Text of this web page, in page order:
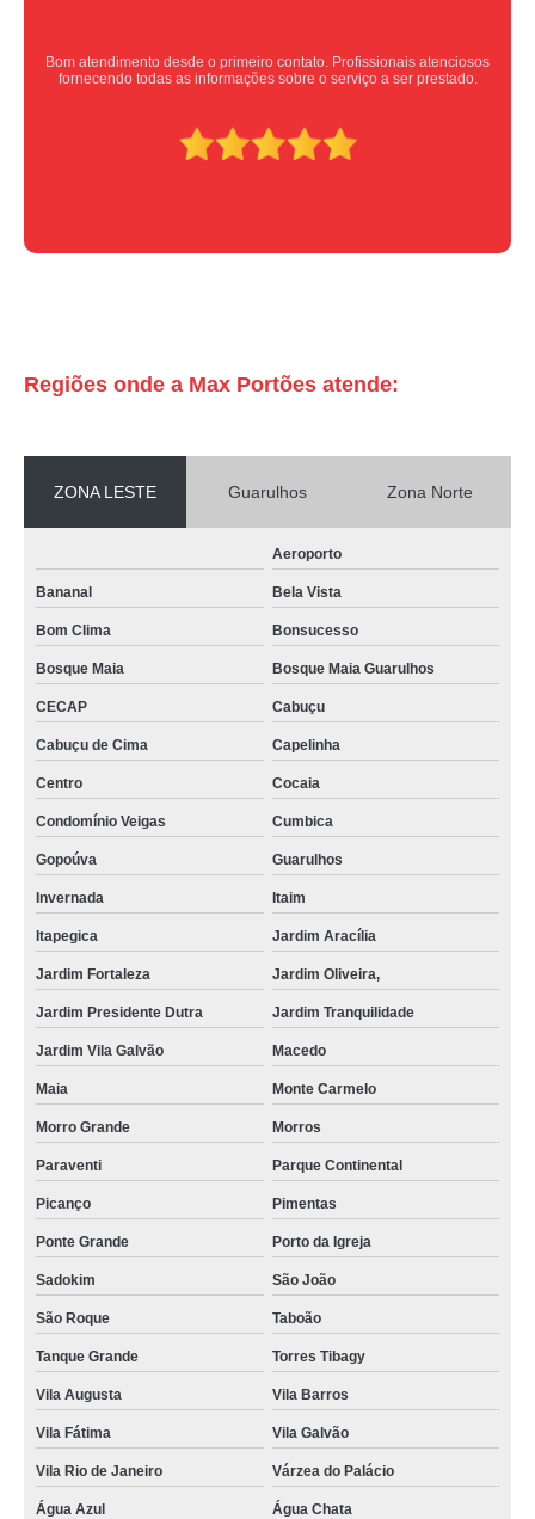
Equipe nota 10, trabalho rápido com excelência , super organizados.
Super indico.
Regiões onde a Max Portões atende:
ZONA LESTE Guarulhos Zona Norte
Aeroporto
Bananal Bela Vista
Bom Clima Bonsucesso
Bosque Maia Bosque Maia Guarulhos
CECAP Cabuçu
Cabuçu de Cima Capelinha
Centro Cocaia
Condomínio Veigas Cumbica
Gopoúva Guarulhos
Invernada Itaim
Itapegica Jardim Aracília
Jardim Fortaleza Jardim Oliveira,
Jardim Presidente Dutra Jardim Tranquilidade
Jardim Vila Galvão Macedo
Maia Monte Carmelo
Morro Grande Morros
Paraventi Parque Continental
Picanço Pimentas
Ponte Grande Porto da Igreja
Sadokim São João
São Roque Taboão
Tanque Grande Torres Tibagy
Vila Augusta Vila Barros
Vila Fátima Vila Galvão
Vila Rio de Janeiro Várzea do Palácio
Água Azul
Água Chata